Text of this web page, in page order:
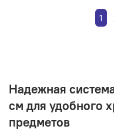
1
Надежная
см для удобного
предметов